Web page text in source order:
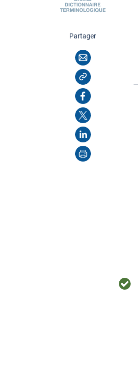
Partagercette page
Courriel
Copier l'adresse
Facebook
X
LinkedIn
Imprimer